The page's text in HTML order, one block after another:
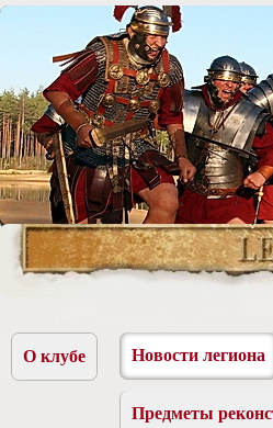
О клубе Новости легиона
Предметы